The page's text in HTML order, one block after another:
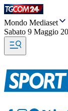
Mondo Mediaset
Sabato 9 Maggio